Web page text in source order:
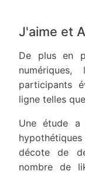
J'aime et
De plus en
participants
ligne telles
Une étude
décote de
nombre de